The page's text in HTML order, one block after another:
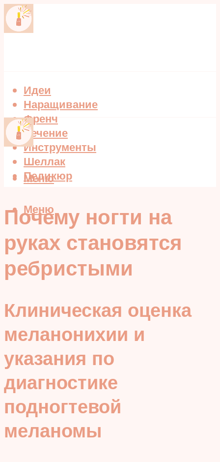
Идеи
Наращивание
Френч
Лечение
Инструменты
Шеллак
Педикюр
Меню
Меню
Почему ногти на
руках становятся
ребристыми
Клиническая оценка
меланонихии и
указания по
диагностике
подногтевой
меланомы